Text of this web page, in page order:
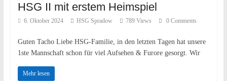
HSG II mit erstem Heimspiel
6. Oktober 2024 HSG Spradow 789 Views 0 Comments
Guten Tacho Liebe HSG-Familie, in den letzten Tagen hat unsere
1ste Mannschaft schon für viel Aufsehen & Furore gesorgt. Wir
Mehr lesen